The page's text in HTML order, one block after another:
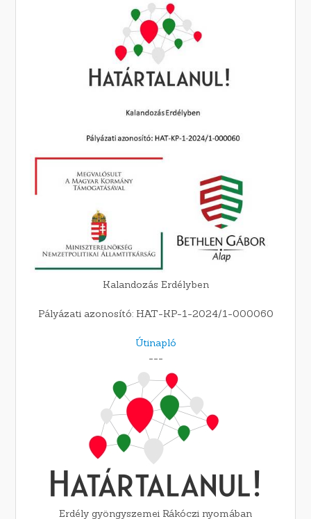
Kalandozás Erdélyben
Pályázati azonosító: HAT-KP-1-2024/1-000060
Útinapló
---
Erdély gyöngyszemei Rákóczi nyomában